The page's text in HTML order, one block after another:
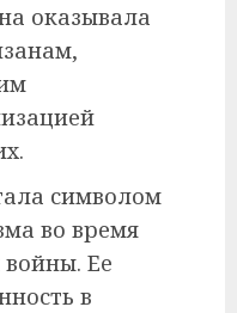
оказывала
символом
во время
Ее
в